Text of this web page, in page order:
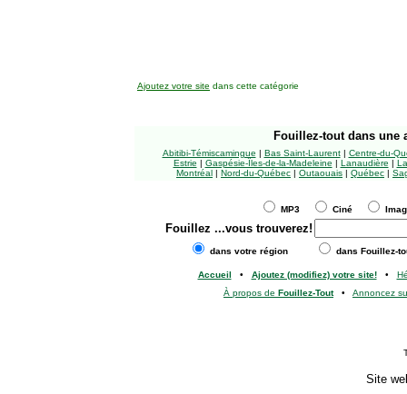
Ajoutez votre site dans cette catégorie
Fouillez-tout dans une
Abitibi-Témiscamingue | Bas Saint-Laurent| Centre-du-
Estrie | Gaspésie-Îles-de-la-Madeleine | Lanaudière |
Montréal | Nord-du-Québec | Outaouais | Québec |
MP3 Ciné
Fouillez ...vous trouverez!
dans votre région dans Fouillez-
Accueil • Ajoutez (modifiez) votre site!•
À propos de Fouillez-Tout• Annoncez
Site